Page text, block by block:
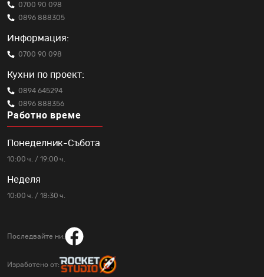
0700 90 098
0896 888305
Информация:
0700 90 098
Кухни по проект:
0894 645294
0896 888356
Работно време
Понеделник-Събота
10:00 ч. / 19:00 ч.
Неделя
10:00 ч. / 18:30 ч.
Последвайте ни:
Изработено от: